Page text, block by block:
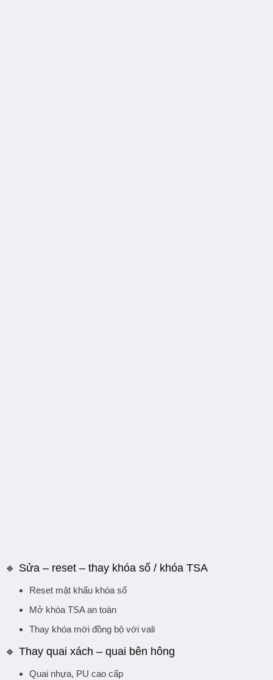
🔹 Sửa – reset – thay khóa số / khóa TSA
Reset mật khẩu khóa số
Mở khóa TSA an toàn
Thay khóa mới đồng bộ với vali
🔹 Thay quai xách – quai bên hông
Quai nhựa, PU cao cấp